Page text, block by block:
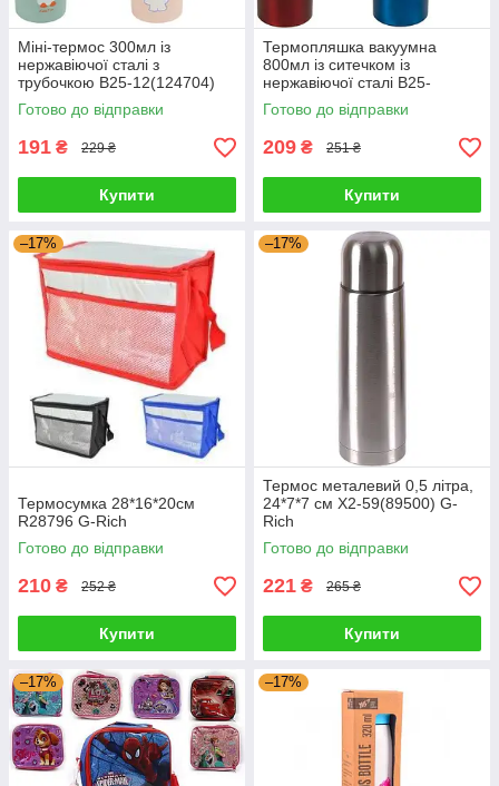
Міні-термос 300мл із
нержавіючої сталі з
трубочкою B25-12(124704)
G-Rich
Готово до відправки
191 ₴ 229 ₴
Купити
Термопляшка вакуумна
800мл із ситечком із
нержавіючої сталі B25-
8(124702) G-Rich
Готово до відправки
209 ₴ 251 ₴
Купити
–17%
Термосумка 28*16*20см
R28796 G-Rich
Готово до відправки
210 ₴ 252 ₴
Купити
–17%
Термос металевий 0,5 літра,
24*7*7 см X2-59(89500) G-
Rich
Готово до відправки
221 ₴ 265 ₴
Купити
–17% –17%